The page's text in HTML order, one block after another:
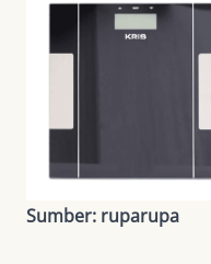
Sumber: ruparupa